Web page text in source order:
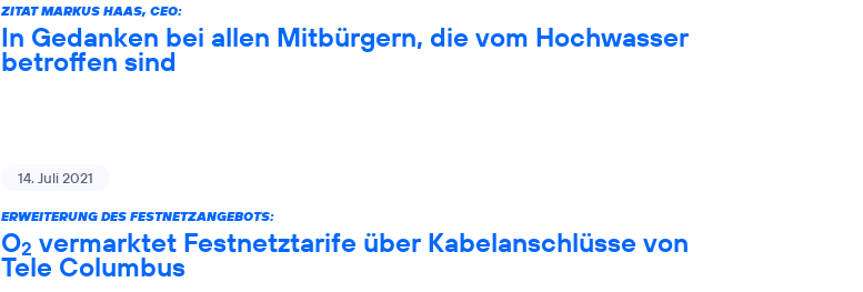
ZITAT MARKUS HAAS, CEO:
In Gedanken bei allen Mitbürgern, die vom Hochwasser
betroffen sind
14. Juli 2021
ERWEITERUNG DES FESTNETZANGEBOTS:
O2 vermarktet Festnetztarife über Kabelanschlüsse von
Tele Columbus